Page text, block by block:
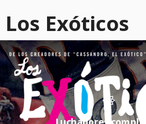
Los Exóticos